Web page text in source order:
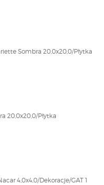
Sombra 20,0x20,0/Płytka
20,0x20,0/Płytka
4,0x4,0/Dekoracje/GAT 1